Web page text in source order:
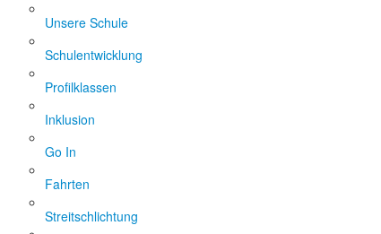
Unsere Schule
Schulentwicklung
Profilklassen
Inklusion
Go In
Fahrten
Streitschlichtung